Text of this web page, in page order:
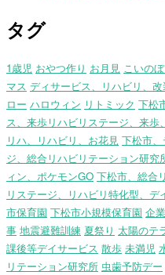
タグ
1歳児 おやつ作り お月見 こいのぼ
マス ディサービス、リハビリ、
ロー ハロウィン リトミック 下松
ス、来歩リハビリステージ、来
リハ、リハビリ、お花見 下松市
ジ、総合リハビリテーション研
ィン、ポケモンGO 下松市、総合
リステージ、リハビリ特化型、
市保育園 下松市小規模保育園 企
事 地震避難訓練 夏祭り 太陽のテ
課後等デイサービス 散歩 未満児
リテーション研究所 虫歯予防デー